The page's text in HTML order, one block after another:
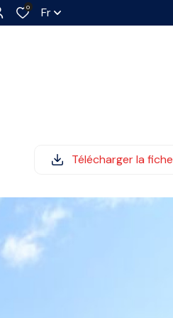
0 Fr
Télécharger la fiche